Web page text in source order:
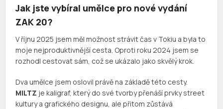
Jak jste vybíral umělce pro nové vydání
ZAK 20?
V říjnu 2025 jsem měl možnost strávit čas v Tokiu a byla to
moje nejproduktivnější cesta. Oproti roku 2024 jsem se
rozhodl cestovat sám, což se ukázalo jako skvělý krok.
Dva umělce jsem oslovil právě na základě této cesty.
MILTZ je kaligraf, který do své tvorby přenáší prvky street
kultury a grafického designu, ale přitom zůstává